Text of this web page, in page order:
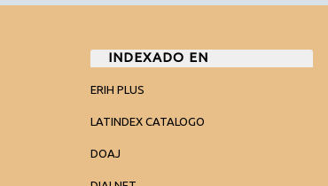
INDEXADO EN
ERIH PLUS
LATINDEX CATALOGO
DOAJ